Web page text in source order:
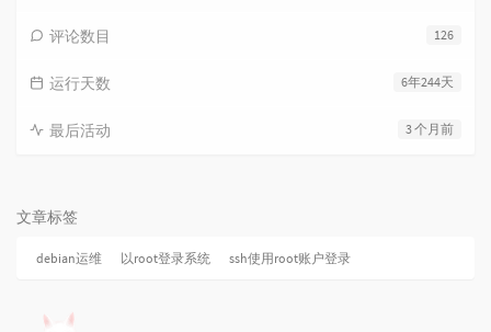
126
评论数目
6年244天
运行天数
3 个月前
最后活动
文章标签
debian运维 以root登录系统 ssh使用root账户登录